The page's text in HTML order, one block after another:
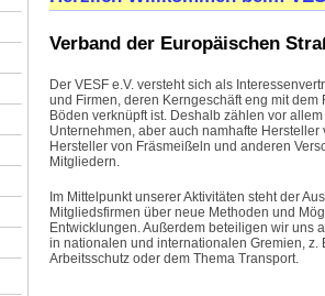
Verband der Europäischen
Der VESF e.V. versteht sich als
und Firmen, deren Kerngeschäft eng mit dem
Böden verknüpft ist. Deshalb zählen vor
Unternehmen, aber auch namhafte Hersteller
Hersteller von Fräsmeißeln und anderen
Mitgliedern.
Im Mittelpunkt unserer Aktivitäten steht der
Mitgliedsfirmen über neue Methoden und
Entwicklungen. Außerdem beteiligen wir uns
in nationalen und internationalen Gremien, z.
Arbeitsschutz oder dem Thema Transport.